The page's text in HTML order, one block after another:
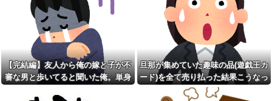
で飼ってる犬の散歩でも行きや
がれ！」私「いいんですか！」
→ すると・・・
【仰天】X、メンエス嬢とラウ
ンジ嬢が熾烈な女の争いを繰り
広げ対戦型になってしまうw w
w w w w w w
お前ら「日本も核武装汁！」
←１万発の核弾頭どこに
フロムアースキッズ、地域と
大学生が連携し子どもの「自
育」を育むイベント「諸福ジー
ク×Lifehug」を8月23日に開催
【悲報】２ｍの奴に身長
170cmが勝てる可能性が一番高
い格闘技ｗｗｗｗｗｗｗｗｗｗ
本屋に現れた異臭＆浮浪者風
の男、ペタンコのボストンバッ
グをパンパンにして無会計で退
店！Gメンに確保され「なん
【完結編】友人から俺の嫁と子が不
審な男と歩いてると聞いた俺。単身
旦那が集めていた趣味の品(遊戯王カ
ード)を全て売り払った結果こうなっ
た